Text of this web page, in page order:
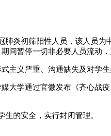
炎初筛阳性人员，该人员
间暂停一切非必要人员流动，
主义严重、沟通缺失及对学生
大学通过官微发布《齐心战
的安全，实行封闭管理。